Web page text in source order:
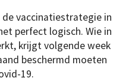
vaccinatiestrategie in
perfect logisch. Wie in
krijgt volgende week
beschermd moeten
19.